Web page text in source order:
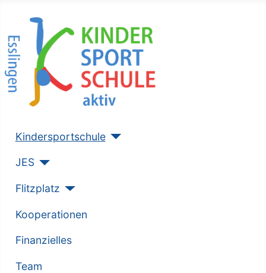
Kindersportschule
JES
Flitzplatz
Kooperationen
Finanzielles
Team